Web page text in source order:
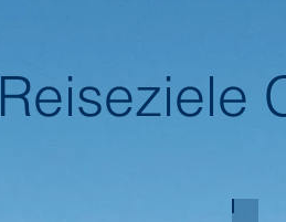
Reiseziele